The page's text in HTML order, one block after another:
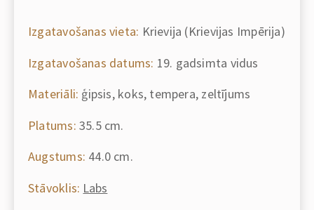
Izgatavošanas vieta: Krievija (Krievijas Impērija)
Izgatavošanas datums: 19. gadsimta vidus
Materiāli: ģipsis, koks, tempera, zeltījums
Platums: 35.5 cm.
Augstums: 44.0 cm.
Stāvoklis: Labs